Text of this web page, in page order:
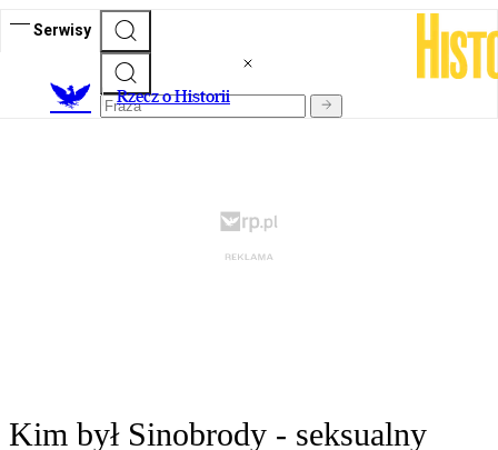
Serwisy
Rzecz o Historii
Kim był Sinobrody - seksualny